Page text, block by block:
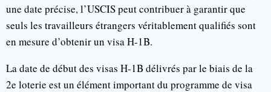
une date précise, l’USCIS peut contribuer à garantir que
seuls les travailleurs étrangers véritablement qualifiés sont
en mesure d’obtenir un visa H-1B.
La date de début des visas H-1B délivrés par le biais de la
2e loterie est un élément important du programme de visa